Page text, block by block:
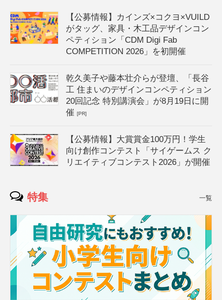
【公募情報】カインズ×コクヨ×VUILD
がタッグ、家具・木工品デザインコン
ペティション「CDM Digi Fab
COMPETITION 2026」を初開催
乾久美子や藤本壮介らが登壇、「長谷
工 住まいのデザインコンペティション
20回記念 特別講演会」が8月19日に開
催[PR]
【公募情報】大賞賞金100万円！学生
向け創作コンテスト「サイゲームス ク
リエイティブコンテスト2026」が開催
特集 一覧